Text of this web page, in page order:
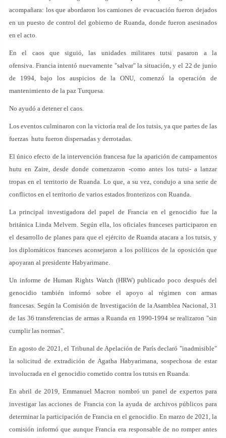
acompañara: los que abordaron los camiones de evacuación fueron dejados
en un puesto de control del gobierno de Ruanda, donde fueron asesinados
en el acto.
En el caos que siguió, las unidades militares tutsi pasaron a la
ofensiva. Francia intentó nuevamente "salvar" la situación, y el 22 de junio
de 1994, bajo los auspicios de la ONU, comenzó la operación de
mantenimiento de la paz Turquesa.
No ayudó a detener el caos.
Los eventos culminaron con la victoria real de los tutsis, ya que partes de las
fuerzas hutu fueron dispersadas y derrotadas.
El único efecto de la intervención francesa fue la aparición de campamentos
hutu en Zaire, desde donde comenzaron -como antes los tutsi- a lanzar
tropas en el territorio de Ruanda. Lo que, a su vez, condujo a una serie de
conflictos en el territorio de varios estados fronterizos con Ruanda.
La principal investigadora del papel de Francia en el genocidio fue la
británica Linda Melvern. Según ella, los oficiales franceses participaron en
el desarrollo de planes para que el ejército de Ruanda atacara a los tutsis, y
los diplomáticos franceses aconsejaron a los políticos de la oposición que
apoyaran al presidente Habyarimane.
Un informe de Human Rights Watch (HRW) publicado poco después del
genocidio también informó sobre el apoyo al régimen con armas
francesas. Según la Comisión de Investigación de la Asamblea Nacional, 31
de las 36 transferencias de armas a Ruanda en 1990-1994 se realizaron "sin
cumplir las normas".
En agosto de 2021, el Tribunal de Apelación de París declaró "inadmisible"
la solicitud de extradición de Agatha Habyarimana, sospechosa de estar
involucrada en el genocidio cometido contra los tutsis en Ruanda.
En abril de 2019, Emmanuel Macron nombró un panel de expertos para
investigar las acciones de Francia con la ayuda de archivos públicos para
determinar la participación de Francia en el genocidio. En marzo de 2021, la
comisión informó que aunque Francia era responsable de no romper antes